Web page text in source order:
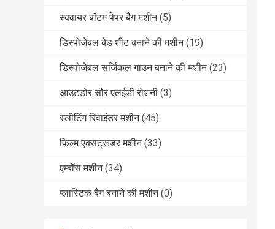
स्क्वायर बॉटम पेपर बैग मशीन (5)
डिस्पोजेबल बेड शीट बनाने की मशीन (19)
डिस्पोजेबल सर्जिकल गाउन बनाने की मशीन (23)
आउटडोर सौर एलईडी रोशनी (3)
स्लीटिंग रिवाइंडर मशीन (45)
फिल्म एक्सट्रूडर मशीन (33)
एम्बॉस मशीन (34)
प्लास्टिक बैग बनाने की मशीन (0)